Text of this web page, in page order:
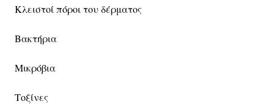
Κλειστοί πόροι του δέρματος
Βακτήρια
Μικρόβια
Τοξίνες